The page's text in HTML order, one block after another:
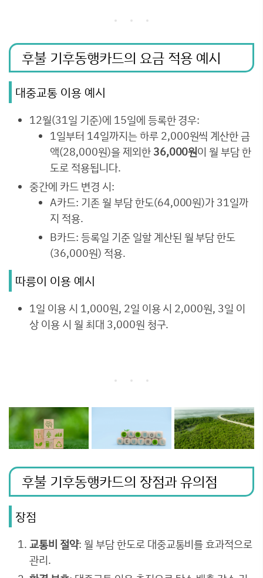
후불 기후동행카드의 요금 적용 예시
대중교통 이용 예시
12월(31일 기준)에 15일에 등록한 경우:
1일부터 14일까지는 하루 2,000원씩 계산한 금
액(28,000원)을 제외한36,000원이 월 부담 한
도로 적용됩니다.
중간에 카드 변경 시:
A카드: 기존 월 부담 한도(64,000원)가 31일까
지 적용.
B카드: 등록일 기준 일할 계산된 월 부담 한도
(36,000원) 적용.
따릉이 이용 예시
1일 이용 시 1,000원, 2일 이용 시 2,000원, 3일 이
상 이용 시 월 최대 3,000원 청구.
후불 기후동행카드의 장점과 유의점
장점
교통비 절약: 월 부담 한도로 대중교통비를 효과적으로
관리.